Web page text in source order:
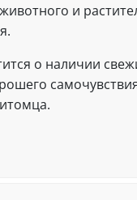
и
о наличии